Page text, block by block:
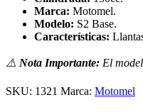
Marca: Motomel.
Modelo: S2 Base.
Características:
⚠️ Nota Importante: El
SKU: 1321 Marca: Motomel